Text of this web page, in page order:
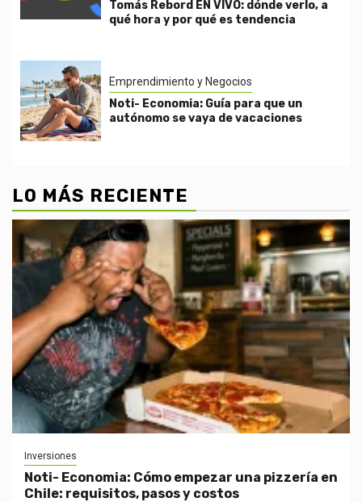
Tomás Rebord EN VIVO: dónde verlo, a
qué hora y por qué es tendencia
Emprendimiento y Negocios
Noti- Economia: Guía para que un
autónomo se vaya de vacaciones
LO MÁS RECIENTE
Inversiones
Noti- Economia: Cómo empezar una pizzería en
Chile: requisitos, pasos y costos